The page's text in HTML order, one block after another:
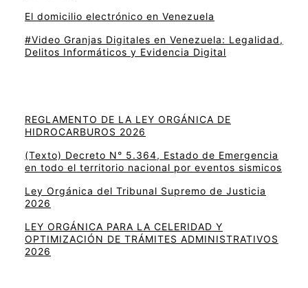
El domicilio electrónico en Venezuela
#Video Granjas Digitales en Venezuela: Legalidad,
Delitos Informáticos y Evidencia Digital
REGLAMENTO DE LA LEY ORGÁNICA DE
HIDROCARBUROS 2026
(Texto) Decreto N° 5.364, Estado de Emergencia
en todo el territorio nacional por eventos sismicos
Ley Orgánica del Tribunal Supremo de Justicia
2026
LEY ORGÁNICA PARA LA CELERIDAD Y
OPTIMIZACIÓN DE TRÁMITES ADMINISTRATIVOS
2026